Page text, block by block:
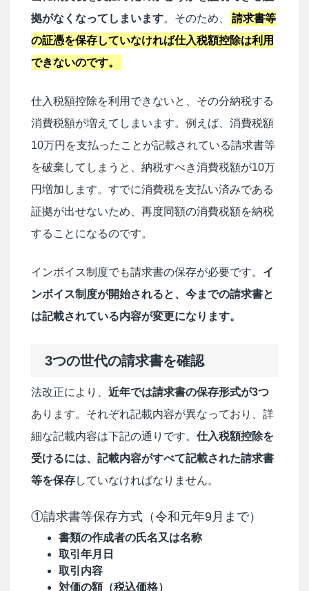
拠がなくなってしまいます。そのため、
請求書等
の証憑を保存していなければ仕入税額控除は利用
できないのです。
仕入税額控除を利用できないと、その分納税する
消費税額が増えてしまいます。例えば、消費税額
10万円を支払ったことが記載されている請求書等
を破棄してしまうと、納税すべき消費税額が10万
円増加します。すでに消費税を支払い済みである
証拠が出せないため、再度同額の消費税額を納税
することになるのです。
インボイス制度でも請求書の保存が必要です。 イ
ンボイス制度が開始されると、今までの請求書と
は記載されている内容が変更になります。
3つの世代の請求書を確認
法改正により、 近年では請求書の保存形式が3つ
あります。それぞれ記載内容が異なっており、詳
細な記載内容は下記の通りです。 仕入税額控除を
受けるには、記載内容がすべて記載された請求書
等を保存していなければなりません。
①請求書等保存方式（令和元年9月まで）
書類の作成者の氏名又は名称
取引年月日
取引内容
対価の額（税込価格）